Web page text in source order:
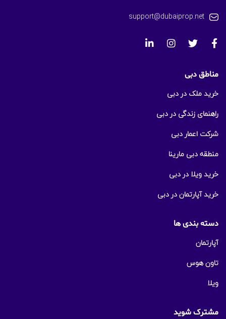
support@dubaiprop.net
مناطق دبی
خرید ملک در دبی
راهنمای زندگی در دبی
شرکت اعمار دبی
منطقه دبی مارینا
خرید ویلا در دبی
خرید آپارتمان در دبی
دسته بندی ها
آپارتمان
تاون هوس
ویلا
مشترک شوید